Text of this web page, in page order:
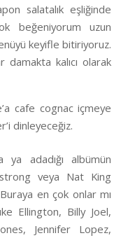
salatalık eşliğinde
beğeniyorum uzun
keyifle bitiriyoruz.
kalıcı olarak
cafe cognac içmeye
dinleyeceğiz.
adadığı albümün
veya Nat King
en çok onlar mı
Ellington, Billy Joel,
Jennifer Lopez,